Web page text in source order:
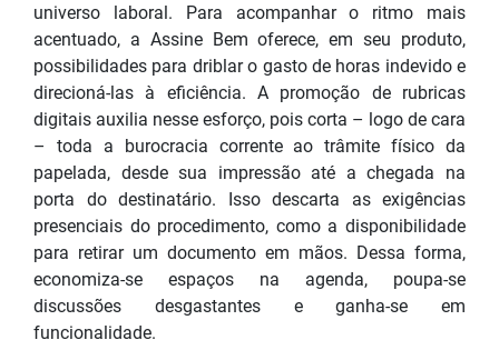
universo laboral. Para acompanhar o ritmo mais
acentuado, a Assine Bem oferece, em seu produto,
possibilidades para driblar o gasto de horas indevido e
direcioná-las à eficiência. A promoção de rubricas
digitais auxilia nesse esforço, pois corta – logo de cara
– toda a burocracia corrente ao trâmite físico da
papelada, desde sua impressão até a chegada na
porta do destinatário. Isso descarta as exigências
presenciais do procedimento, como a disponibilidade
para retirar um documento em mãos. Dessa forma,
economiza-se espaços na agenda, poupa-se
discussões desgastantes e ganha-se em
funcionalidade.